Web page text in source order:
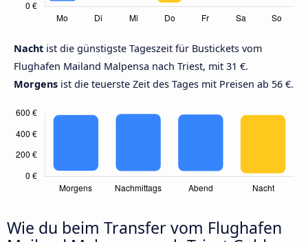
Nacht ist die günstigste Tageszeit für Bustickets vom
Flughafen Mailand Malpensa nach Triest, mit 31 €.
Morgens ist die teuerste Zeit des Tages mit Preisen ab 56 €.
Wie du beim Transfer vom Flughafen